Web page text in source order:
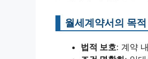
월세계약서의 목적
법적 보호: 계약